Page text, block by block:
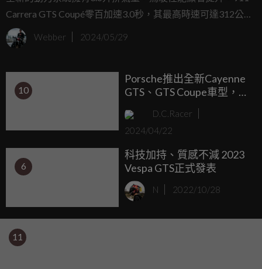
Carrera GTS Coupé零百加速3.0秒，其最高時速可達312公
里。全新911 Carrera也將同步上市，搭載經過調校的3.0升六
缸水平對臥雙渦輪增壓引擎，擁有相較前代更為強悍的動
為優異，標準配備升級且互聯功能更為強大。
Webber 2024/05/29
10
Porsche推出全新Cayenne
GTS、GTS Coupe車型，台
D.C.Racer
2024/04/22
6
科技加持、質感不減 2023
Vespa GTS正式發表
N 2022/10/28
11